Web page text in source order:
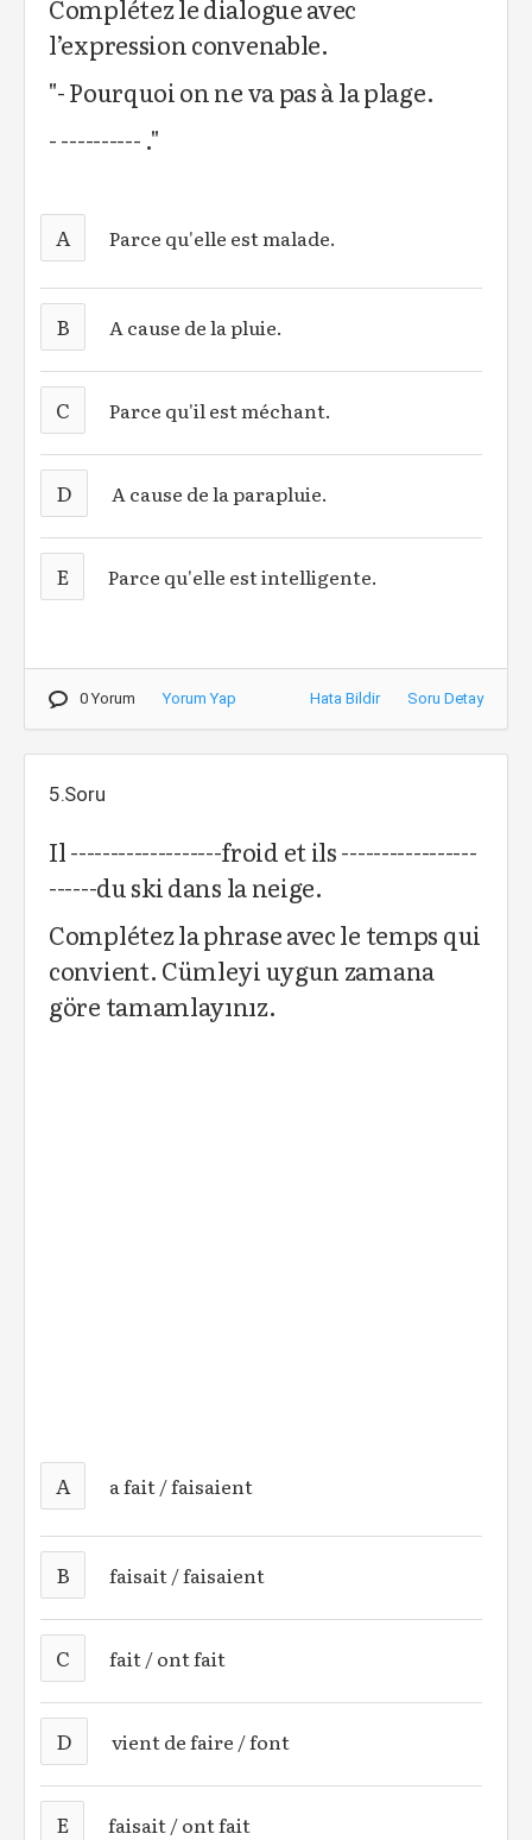
Complétez le dialogue avec
l’expression convenable.
"- Pourquoi on ne va pas à la plage.
- ---------- ."
A Parce qu'elle est malade.
B A cause de la pluie.
C Parce qu'il est méchant.
D A cause de la parapluie.
E Parce qu'elle est intelligente.
0 Yorum Yorum Yap Hata Bildir Soru Detay
5.Soru
Il -------------------froid et ils -----------------
------du ski dans la neige.
Complétez la phrase avec le temps qui
convient. Cümleyi uygun zamana
göre tamamlayınız.
A a fait / faisaient
B faisait / faisaient
C fait / ont fait
D vient de faire / font
E faisait / ont fait